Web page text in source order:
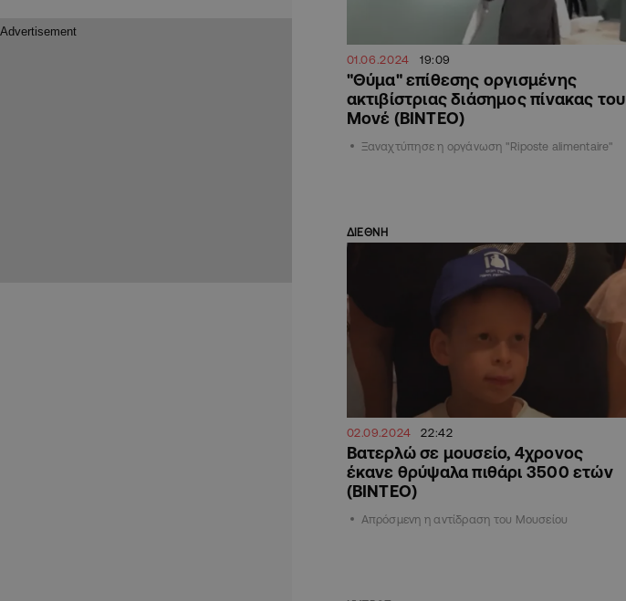
01.06.2024 19:09
"Θύμα" επίθεσης οργισμένης
ακτιβίστριας διάσημος πίνακας του
Μονέ (ΒΙΝΤΕΟ)
Ξαναχτύπησε η οργάνωση "Riposte alimentaire"
ΔΙΕΘΝΗ
02.09.2024 22:42
Βατερλώ σε μουσείο, 4χρονος
έκανε θρύψαλα πιθάρι 3500 ετών
(ΒΙΝΤΕΟ)
Απρόσμενη η αντίδραση του Μουσείου